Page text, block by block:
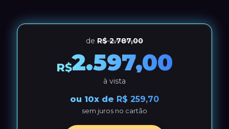
de R$2.787,00
R$2.597,00
à vista
ou 10x de R$ 259,70
sem juros no cartão